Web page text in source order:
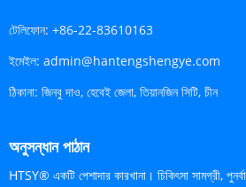
টেলিফোন: +86-22-83610163
ইমেইল: admin@hantengshengye.com
ঠিকানা: জিনবু দাও, হেবেই জেলা, তিয়ানজিন সিটি, চীন
অনুসন্ধান পাঠান
HTSY® একটি পেশাদার কারখানা। চিকিৎসা সামগ্রী,